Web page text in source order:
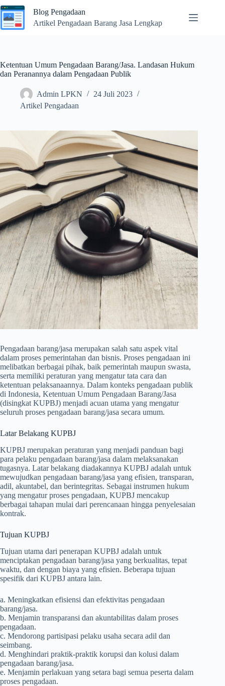
Skip
to
content
Blog Pengadaan
Artikel Pengadaan Barang Jasa Lengkap
Ketentuan Umum Pengadaan Barang/Jasa. Landasan Hukum
dan Peranannya dalam Pengadaan Publik
Admin LPKN
24 Juli 2023
Artikel Pengadaan
Pengadaan barang/jasa merupakan salah satu aspek vital
dalam proses pemerintahan dan bisnis. Proses pengadaan ini
melibatkan berbagai pihak, baik pemerintah maupun swasta,
serta memiliki peraturan yang mengatur tata cara dan
ketentuan pelaksanaannya. Dalam konteks pengadaan publik
di Indonesia, Ketentuan Umum Pengadaan Barang/Jasa
(disingkat KUPBJ) menjadi acuan utama yang mengatur
seluruh proses pengadaan barang/jasa secara umum.
Latar Belakang KUPBJ
KUPBJ merupakan peraturan yang menjadi panduan bagi
para pelaku pengadaan barang/jasa dalam melaksanakan
tugasnya. Latar belakang diadakannya KUPBJ adalah untuk
mewujudkan pengadaan barang/jasa yang efisien, transparan,
adil, akuntabel, dan berintegritas. Sebagai instrumen hukum
yang mengatur proses pengadaan, KUPBJ mencakup
berbagai tahapan mulai dari perencanaan hingga penyelesaian
kontrak.
Tujuan KUPBJ
Tujuan utama dari penerapan KUPBJ adalah untuk
menciptakan pengadaan barang/jasa yang berkualitas, tepat
waktu, dan dengan biaya yang efisien. Beberapa tujuan
spesifik dari KUPBJ antara lain.
a. Meningkatkan efisiensi dan efektivitas pengadaan
barang/jasa.
b. Menjamin transparansi dan akuntabilitas dalam proses
pengadaan.
c. Mendorong partisipasi pelaku usaha secara adil dan
seimbang.
d. Menghindari praktik-praktik korupsi dan kolusi dalam
pengadaan barang/jasa.
e. Menjamin perlakuan yang setara bagi semua peserta dalam
proses pengadaan.